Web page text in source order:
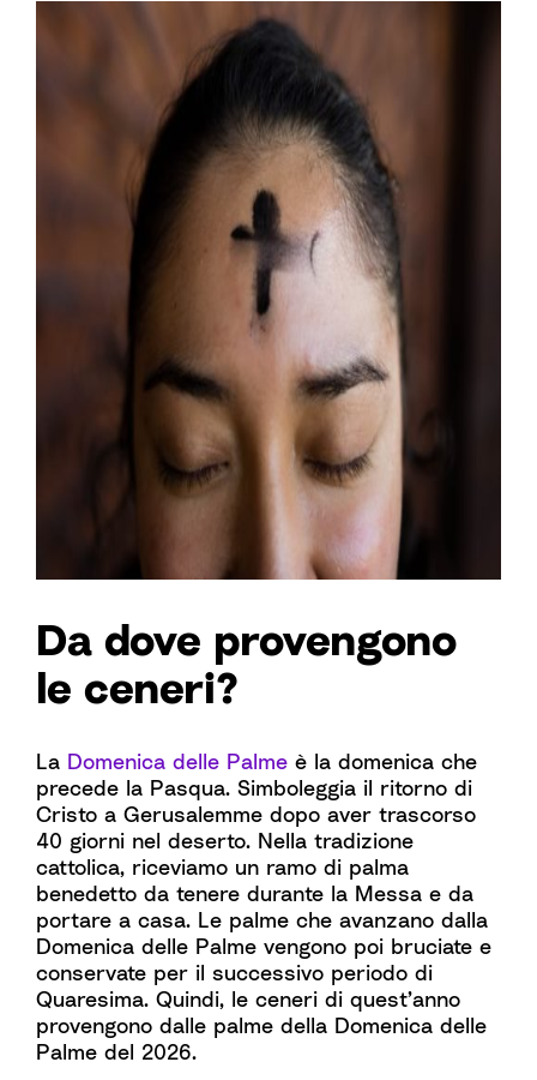
Da dove provengono
le ceneri?
La Domenica delle Palme è la domenica che
precede la Pasqua. Simboleggia il ritorno di
Cristo a Gerusalemme dopo aver trascorso
40 giorni nel deserto. Nella tradizione
cattolica, riceviamo un ramo di palma
benedetto da tenere durante la Messa e da
portare a casa. Le palme che avanzano dalla
Domenica delle Palme vengono poi bruciate e
conservate per il successivo periodo di
Quaresima. Quindi, le ceneri di quest’anno
provengono dalle palme della Domenica delle
Palme del 2026.